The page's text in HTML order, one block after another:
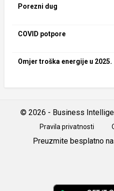
Porezni dug
COVID potpore
Omjer troška energije u 2025.
© 2026 - Business
Pravila privatnosti
Preuzmite besplatno